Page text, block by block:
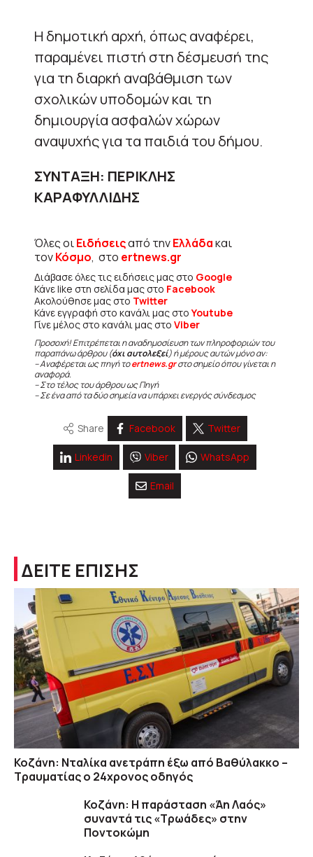
Η δημοτική αρχή, όπως αναφέρει,
παραμένει πιστή στη δέσμευσή της
για τη διαρκή αναβάθμιση των
σχολικών υποδομών και τη
δημιουργία ασφαλών χώρων
αναψυχής για τα παιδιά του δήμου.
ΣΥΝΤΑΞΗ: ΠΕΡΙΚΛΗΣ
ΚΑΡΑΦΥΛΛΙΔΗΣ
Όλες οιΕιδήσειςαπό τηνΕλλάδακαι
τονΚόσμο, στο ertnews.gr
Διάβασε όλες τις ειδήσεις μας στο Google
Κάνε like στη σελίδα μας στο Facebook
Ακολούθησε μας στο Twitter
Κάνε εγγραφή στο κανάλι μας στοYoutube
Γίνε μέλος στο κανάλι μας στο Viber
Προσοχή! Επιτρέπεται η αναδημοσίευση των πληροφοριών του
παραπάνω άρθρου (όχι αυτολεξεί) ή μέρους αυτών μόνο αν:
– Αναφέρεται ως πηγή τοertnews.grστο σημείο όπου γίνεται η
αναφορά.
– Στο τέλος του άρθρου ως Πηγή
– Σε ένα από τα δύο σημεία να υπάρχει ενεργός σύνδεσμος
Share Facebook Twitter
Linkedin Viber WhatsApp
Email
ΔΕΙΤΕ ΕΠΙΣΗΣ
Κοζάνη: Νταλίκα ανετράπη έξω από Βαθύλακκο –
Τραυματίας ο 24χρονος οδηγός
Κοζάνη: Η παράσταση «Άη Λαός»
συναντά τις «Τρωάδες» στην
Ποντοκώμη